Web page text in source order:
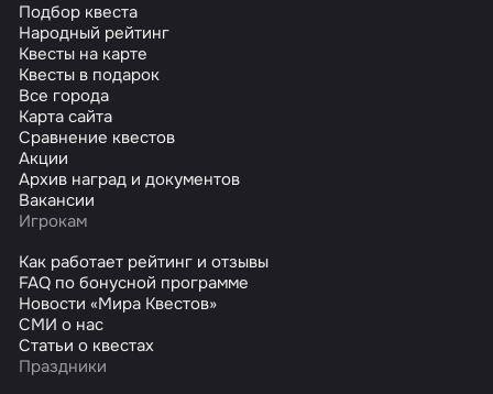
Подбор квеста
Народный рейтинг
Квесты на карте
Квесты в подарок
Все города
Карта сайта
Сравнение квестов
Акции
Архив наград и документов
Вакансии
Игрокам
Как работает рейтинг и отзывы
FAQ по бонусной программе
Новости «Мира Квестов»
СМИ о нас
Статьи о квестах
Праздники